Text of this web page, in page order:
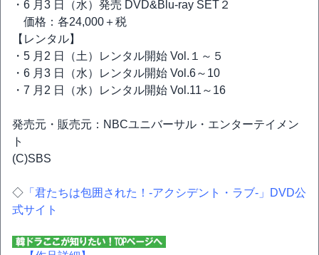
・6 月3 日（水）発売 DVD&Blu-ray SET２
価格：各24,000＋税
【レンタル】
・5 月2 日（土）レンタル開始 Vol.１～５
・6 月3 日（水）レンタル開始 Vol.6～10
・7 月2 日（水）レンタル開始 Vol.11～16
発売元・販売元：NBCユニバーサル・エンターテイメン
ト
(C)SBS
◇ 「君たちは包囲された！-アクシデント・ラブ-」DVD公
式サイト